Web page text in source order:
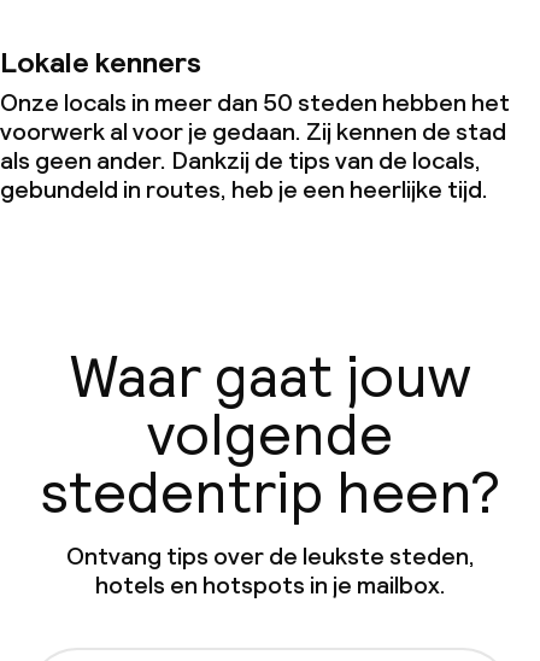
Lokale kenners
Onze locals in meer dan 50 steden hebben het
voorwerk al voor je gedaan. Zij kennen de stad
als geen ander. Dankzij de tips van de locals,
gebundeld in routes, heb je een heerlijke tijd.
Waar gaat jouw
volgende
stedentrip heen?
Ontvang tips over de leukste steden,
hotels en hotspots in je mailbox.